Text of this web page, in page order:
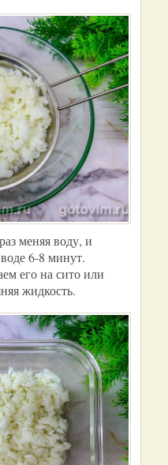
меняя воду, и
6-8 минут.
его на сито или
жидкость.